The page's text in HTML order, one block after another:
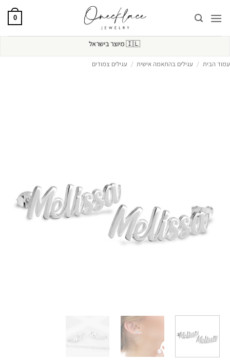
0
🇮🇱מיוצר בישראל
עמוד הבית / עגילים בהתאמה אישית / עגילים צמודים